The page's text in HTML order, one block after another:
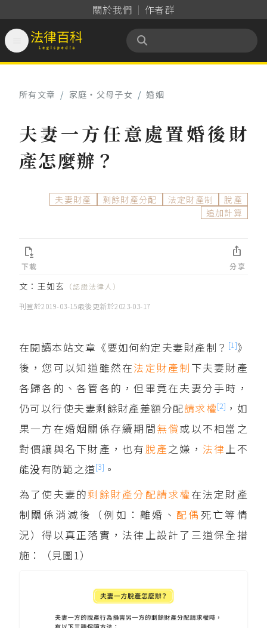
關於我們 作者群
法律百科 Legispedia
所有文章 / 家庭‧父母子女 / 婚姻
夫妻一方任意處置婚後財
產怎麼辦？
夫妻財產 剩餘財產分配 法定財產制
脫產
追加計算
文： 王如玄
（認證法律人）
刊登於2019-03-15最後更新於2023-03-17
在閱讀本站文章《要如何約定夫妻財產制？ [1]》
後，您可以知道雖然在法定財產制 下夫妻財產
各歸各的、各管各的，但畢竟在夫妻分手時，
仍可以行使夫妻剩餘財產差額分配請求權[2] ，如
果一方在婚姻關係存續期間無償或以不相當之
對價讓與名下財產，也有 脫產之嫌， 法律上不
能没有防範之道[3] 。
為了使夫妻的剩餘財產分配請求權在法定財產
制關係消滅後（例如：離婚、配偶 死亡等情
況）得以真正落實，法律上設計了三道保全措
施：（見圖1）
下載

分享
